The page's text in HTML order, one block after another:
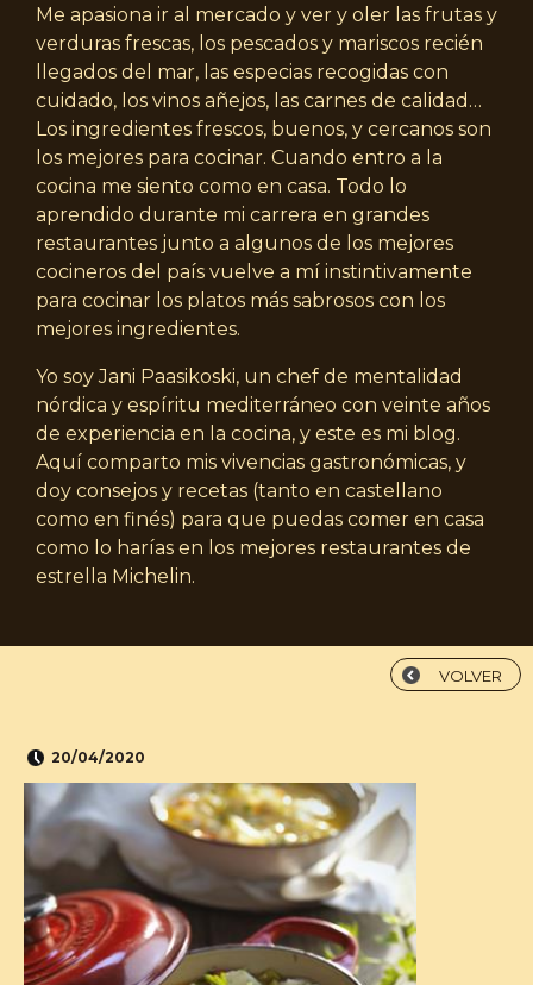
Me apasiona ir al mercado y ver y oler las frutas y
verduras frescas, los pescados y mariscos recién
llegados del mar, las especias recogidas con
cuidado, los vinos añejos, las carnes de calidad…
Los ingredientes frescos, buenos, y cercanos son
los mejores para cocinar. Cuando entro a la
cocina me siento como en casa. Todo lo
aprendido durante mi carrera en grandes
restaurantes junto a algunos de los mejores
cocineros del país vuelve a mí instintivamente
para cocinar los platos más sabrosos con los
mejores ingredientes.
Yo soy Jani Paasikoski, un chef de mentalidad
nórdica y espíritu mediterráneo con veinte años
de experiencia en la cocina, y este es mi blog.
Aquí comparto mis vivencias gastronómicas, y
doy consejos y recetas (tanto en castellano
como en finés) para que puedas comer en casa
como lo harías en los mejores restaurantes de
estrella Michelin.
VOLVER
20/04/2020